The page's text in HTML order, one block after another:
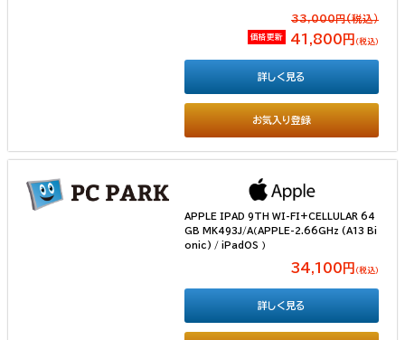
33,000円(税込）
価格更新 41,800円 （税込）
お気入り登録
詳しく見る
APPLE IPAD 9TH WI-FI+CELLULAR 64
GB MK493J/A（APPLE-2.66GHz (A13 Bi
onic) / iPadOS ）
34,100円 （税込）
詳しく見る